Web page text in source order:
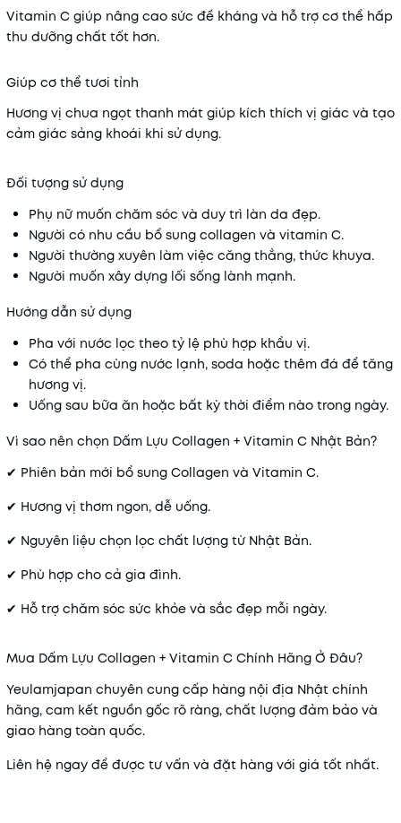
Vitamin C giúp nâng cao sức đề kháng và hỗ trợ cơ thể hấp
thu dưỡng chất tốt hơn.
Giúp cơ thể tươi tỉnh
Hương vị chua ngọt thanh mát giúp kích thích vị giác và tạo
cảm giác sảng khoái khi sử dụng.
Đối tượng sử dụng
Phụ nữ muốn chăm sóc và duy trì làn da đẹp.
Người có nhu cầu bổ sung collagen và vitamin C.
Người thường xuyên làm việc căng thẳng, thức khuya.
Người muốn xây dựng lối sống lành mạnh.
Hướng dẫn sử dụng
Pha với nước lọc theo tỷ lệ phù hợp khẩu vị.
Có thể pha cùng nước lạnh, soda hoặc thêm đá để tăng
hương vị.
Uống sau bữa ăn hoặc bất kỳ thời điểm nào trong ngày.
Vì sao nên chọn Dấm Lựu Collagen + Vitamin C Nhật Bản?
✔ Phiên bản mới bổ sung Collagen và Vitamin C.
✔ Hương vị thơm ngon, dễ uống.
✔ Nguyên liệu chọn lọc chất lượng từ Nhật Bản.
✔ Phù hợp cho cả gia đình.
✔ Hỗ trợ chăm sóc sức khỏe và sắc đẹp mỗi ngày.
Mua Dấm Lựu Collagen + Vitamin C Chính Hãng Ở Đâu?
Yeulamjapan chuyên cung cấp hàng nội địa Nhật chính
hãng, cam kết nguồn gốc rõ ràng, chất lượng đảm bảo và
giao hàng toàn quốc.
Liên hệ ngay để được tư vấn và đặt hàng với giá tốt nhất.